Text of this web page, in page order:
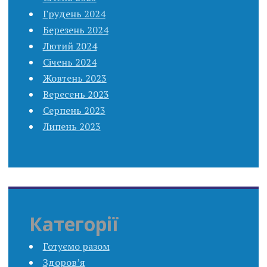
Грудень 2024
Березень 2024
Лютий 2024
Січень 2024
Жовтень 2023
Вересень 2023
Серпень 2023
Липень 2023
Категорії
Готуємо разом
Здоров’я